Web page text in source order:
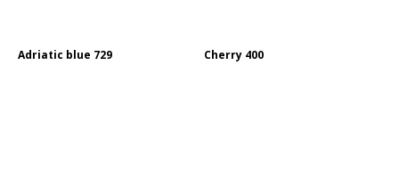
Adriatic blue 729 Cherry 400